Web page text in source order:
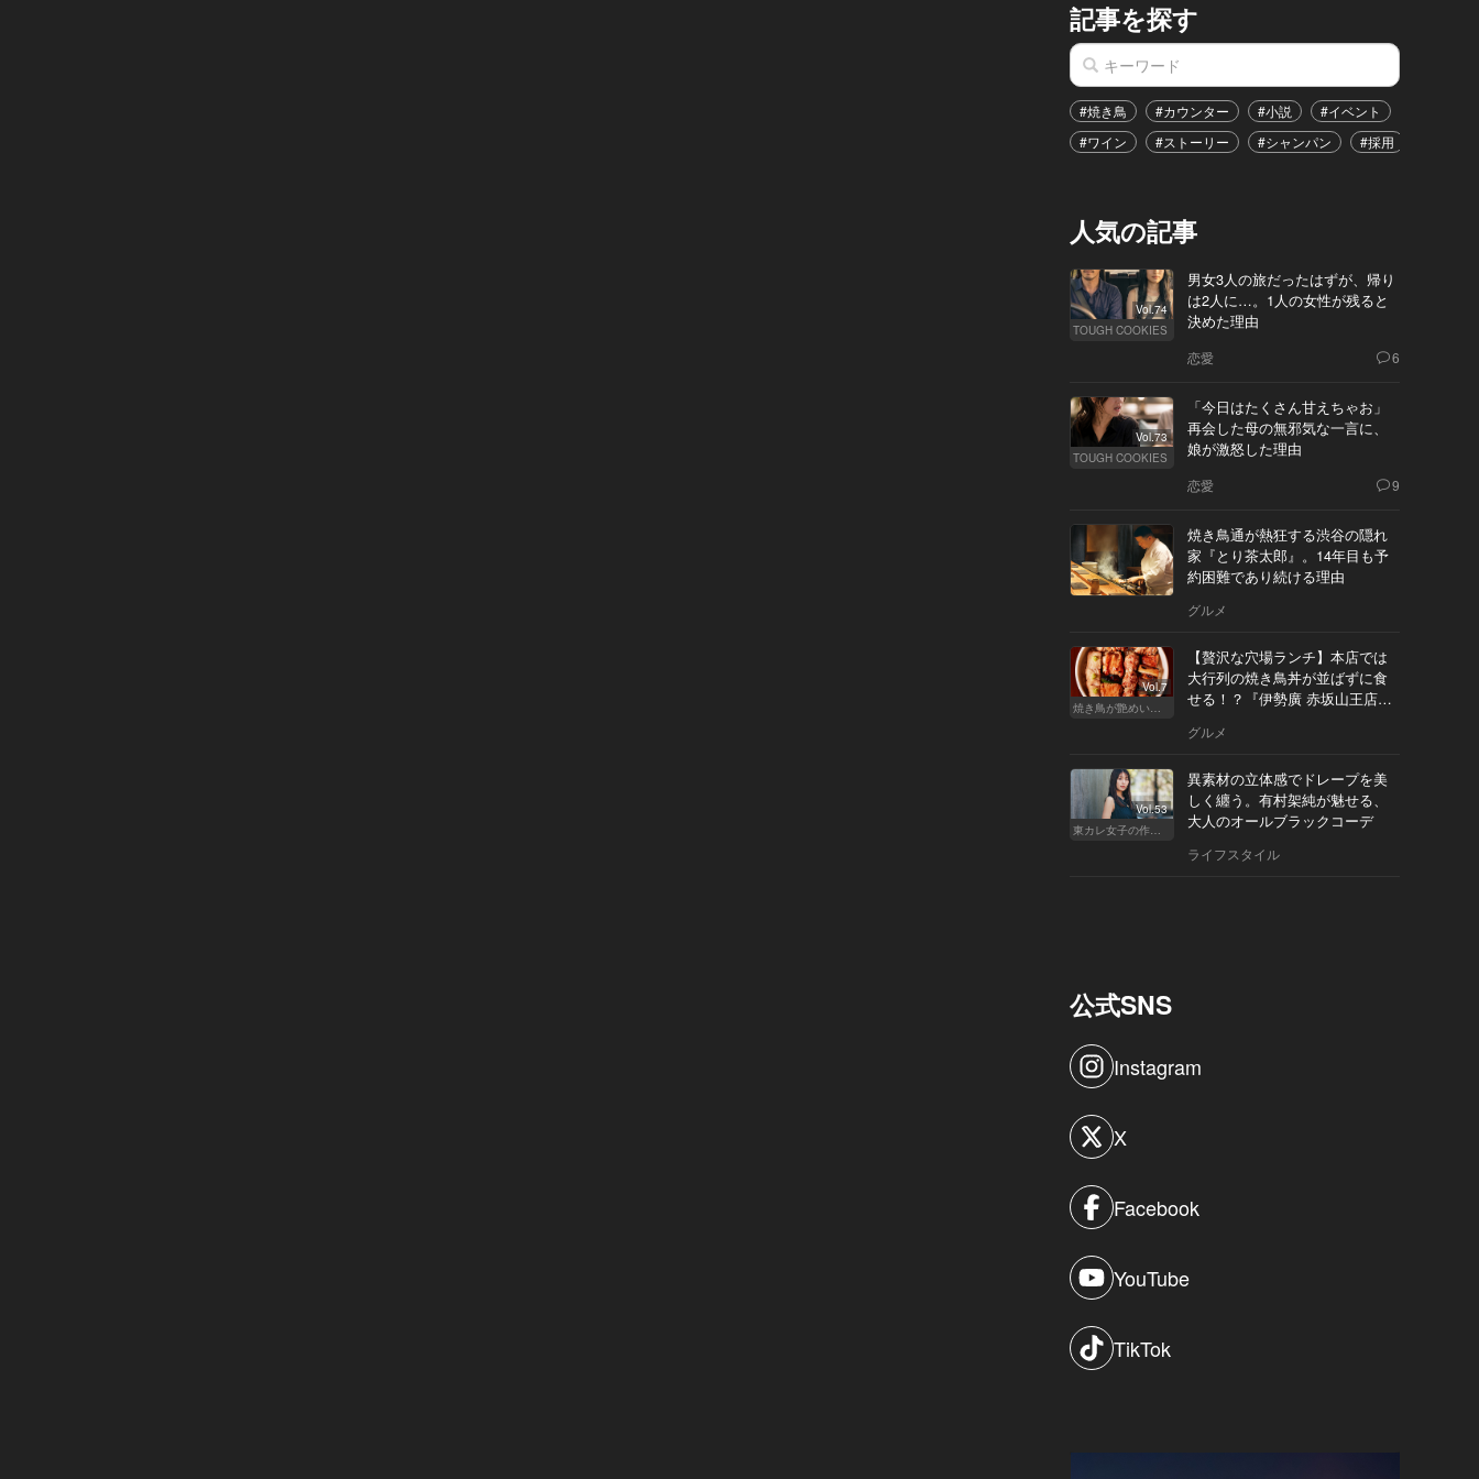
記事を探す
#焼き鳥 #カウンター #小説 #イベント
#ワイン
#ストーリー #シャンパン #採用
人気の記事
Vol.74
TOUGH COOKIES
男女3人の旅だったはずが、帰り
は2人に…。1人の女性が残ると
決めた理由
恋愛 6
Vol.73
TOUGH COOKIES
「今日はたくさん甘えちゃお」
再会した母の無邪気な一言に、
娘が激怒した理由
恋愛 9
焼き鳥通が熱狂する渋谷の隠れ
家『とり茶太郎』。14年目も予
約困難であり続ける理由
グルメ
Vol.7
焼き鳥が艶めいてきた
【贅沢な穴場ランチ】本店では
大行列の焼き鳥丼が並ばずに食
せる！？『伊勢廣 赤坂山王店』
グルメ
Vol.53
東カレ女子の作り方
異素材の立体感でドレープを美
しく纏う。有村架純が魅せる、
大人のオールブラックコーデ
ライフスタイル
公式SNS
Instagram
X
Facebook
YouTube
TikTok